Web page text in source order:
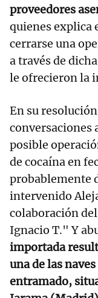
proveedores
quienes explica
cerrarse una
a través de
le ofrecieron la
En su
conversaciones
posible
de cocaína en
probablemente
intervenido
colaboración
Ignacio T." Y
importada
una de las
entramado,